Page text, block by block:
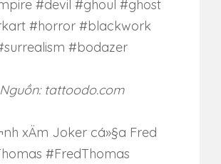
Nguồn: tattoodo.com